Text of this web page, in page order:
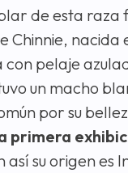
de esta raza
Chinnie, nacida
pelaje
un macho
por su
primera
así su origen es